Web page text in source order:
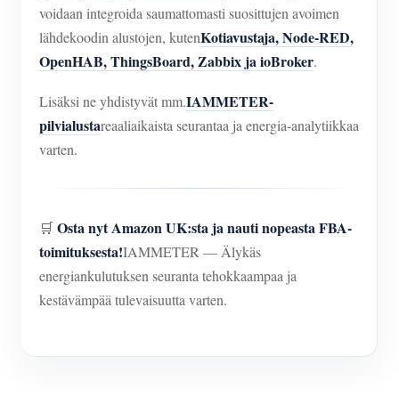
voidaan integroida saumattomasti suosittujen avoimen
lähdekoodin alustojen, kutenKotiavustaja, Node-RED,
OpenHAB, ThingsBoard, Zabbix ja ioBroker.
Lisäksi ne yhdistyvät mm.IAMMETER-
pilvialustareaaliaikaista seurantaa ja energia-analytiikkaa
varten.
🛒 Osta nyt Amazon UK:sta ja nauti nopeasta FBA-
toimituksesta!IAMMETER — Älykäs
energiankulutuksen seuranta tehokkaampaa ja
kestävämpää tulevaisuutta varten.